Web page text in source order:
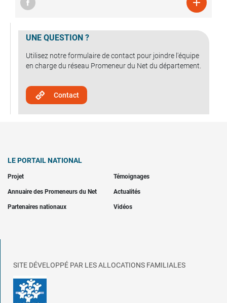

UNE QUESTION ?
Utilisez notre formulaire de contact pour joindre l'équipe
en charge du réseau Promeneur du Net du département.
Contact
LE PORTAIL NATIONAL
Projet Témoignages
Annuaire des Promeneurs du Net Actualités
Partenaires nationaux Vidéos
SITE DÉVELOPPÉ PAR LES ALLOCATIONS FAMILIALES